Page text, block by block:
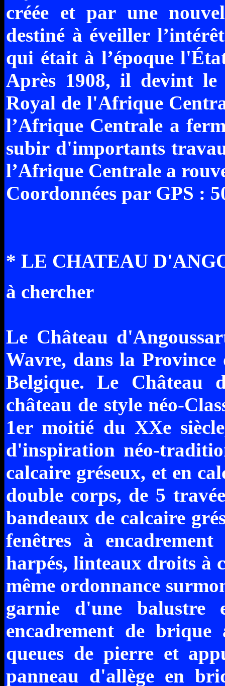
créée et par une
destiné à éveiller
qui était à l’époque
Après 1908, il devint le
Royal de l'Afrique
l’Afrique Centrale a
subir d'importants
l’Afrique Centrale a
Coordonnées par GPS :
* LE CHATEAU
à chercher
Le Château
Wavre, dans la
Belgique. Le Château
château de style néo-
1er moitié du XXe
d'inspiration néo-
calcaire gréseux, et en
double corps, de 5
bandeaux de calcaire
fenêtres à
harpés, linteaux droits à
même ordonnance
garnie d'une
encadrement de
queues de pierre et
panneau d'allège en